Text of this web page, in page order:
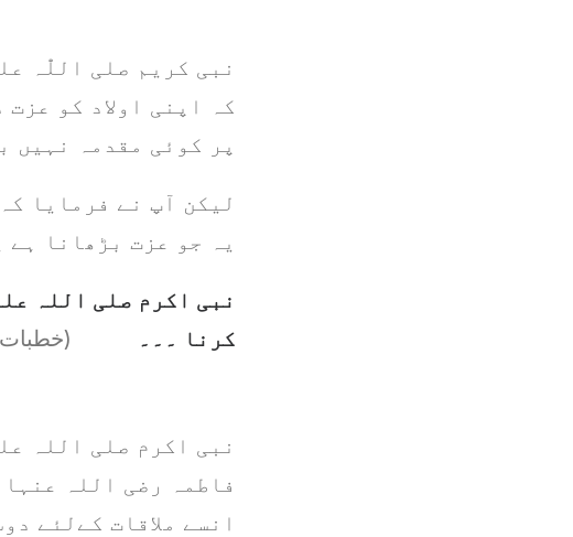
نبی کریم صلی اللّٰہ
کہ اپنی اولاد کو
پر کوئی مقدمہ نہیں
لیکن آپ نے فرمایا
یہ جو عزت بڑھانا ہے
نبی اکرم صلی اللہ
کرنا ۔۔۔
(خطبات
نبی اکرم صلی اللہ
فاطمہ رضی اللہ
انسے ملاقات کےلئے